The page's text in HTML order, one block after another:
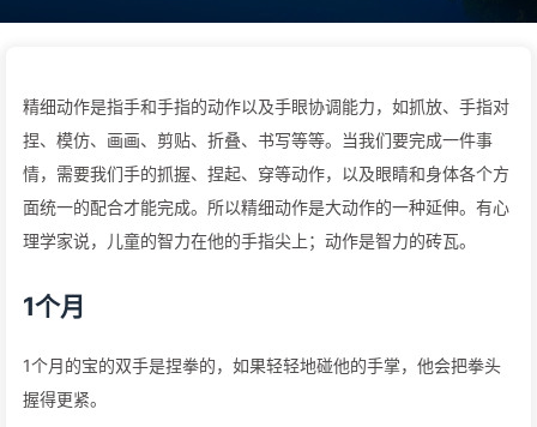
精细动作是指手和手指的动作以及手眼协调能力，如抓放、手指对
捏、模仿、画画、剪贴、折叠、书写等等。当我们要完成一件事
情，需要我们手的抓握、捏起、穿等动作，以及眼睛和身体各个方
面统一的配合才能完成。所以精细动作是大动作的一种延伸。有心
理学家说，儿童的智力在他的手指尖上；动作是智力的砖瓦。
1个月
1个月的宝的双手是捏拳的，如果轻轻地碰他的手掌，他会把拳头
握得更紧。